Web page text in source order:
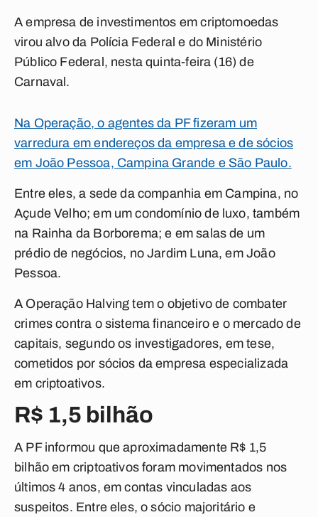
A empresa de investimentos em criptomoedas
virou alvo da Polícia Federal e do Ministério
Público Federal, nesta quinta-feira (16) de
Carnaval.
Na Operação, o agentes da PF fizeram um
varredura em endereços da empresa e de sócios
em João Pessoa, Campina Grande e São Paulo.
Entre eles, a sede da companhia em Campina, no
Açude Velho; em um condomínio de luxo, também
na Rainha da Borborema; e em salas de um
prédio de negócios, no Jardim Luna, em João
Pessoa.
A Operação Halving tem o objetivo de combater
crimes contra o sistema financeiro e o mercado de
capitais, segundo os investigadores, em tese,
cometidos por sócios da empresa especializada
em criptoativos.
R$ 1,5 bilhão
A PF informou que aproximadamente R$ 1,5
bilhão em criptoativos foram movimentados nos
últimos 4 anos, em contas vinculadas aos
suspeitos. Entre eles, o sócio majoritário e